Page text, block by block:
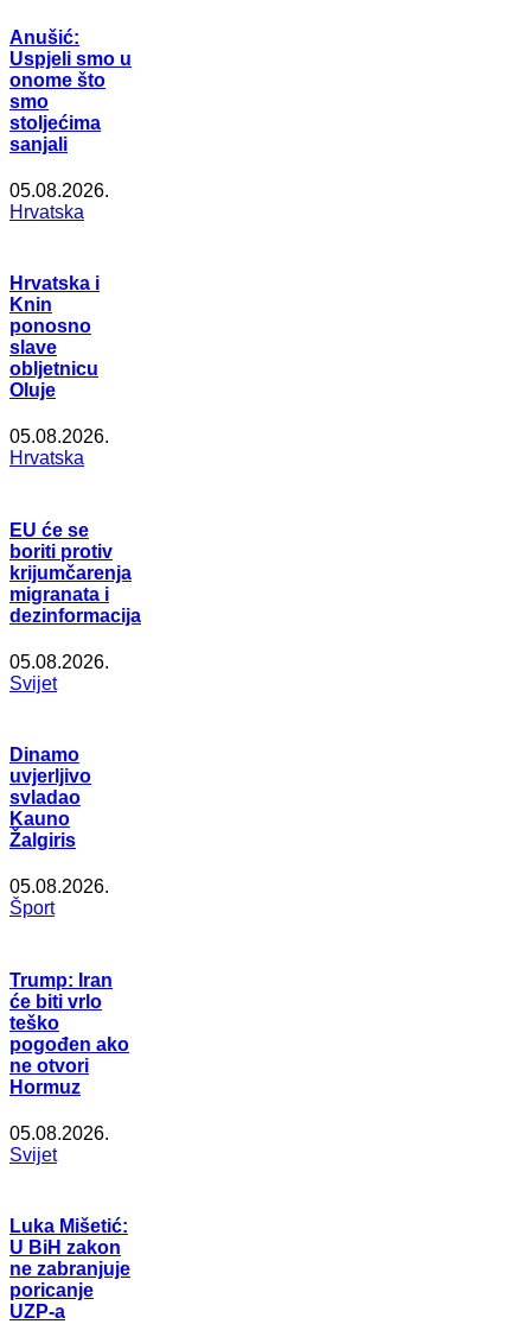
Anušić:
Uspjeli smo u
onome što
smo
stoljećima
sanjali
05.08.2026.
Hrvatska
Hrvatska i
Knin
ponosno
slave
obljetnicu
Oluje
05.08.2026.
Hrvatska
EU će se
boriti protiv
krijumčarenja
migranata i
dezinformacija
05.08.2026.
Svijet
Dinamo
uvjerljivo
svladao
Kauno
Žalgiris
05.08.2026.
Šport
Trump: Iran
će biti vrlo
teško
pogođen ako
ne otvori
Hormuz
05.08.2026.
Svijet
Luka Mišetić:
U BiH zakon
ne zabranjuje
poricanje
UZP-a